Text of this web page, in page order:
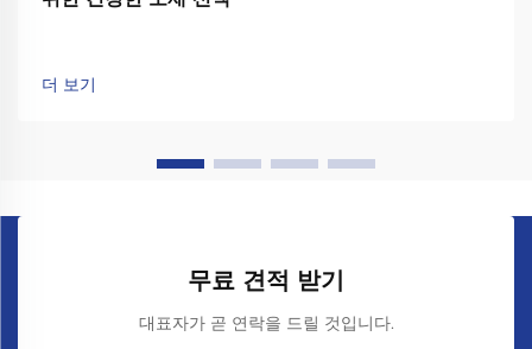
더 보기
무료 견적 받기
대표자가 곧 연락을 드릴 것입니다.